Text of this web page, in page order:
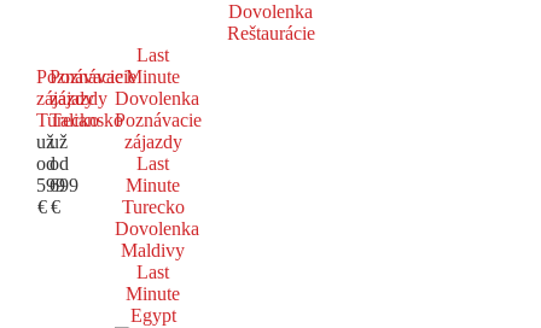
Dovolenka
Reštaurácie
Poznávacie
zájazdy
Turecko
už
od
599
€
Poznávacie
zájazdy
Taliansko
už
od
699
€
Last
Minute
Dovolenka
Poznávacie
zájazdy
Last
Minute
Turecko
Dovolenka
Maldivy
Last
Minute
Egypt